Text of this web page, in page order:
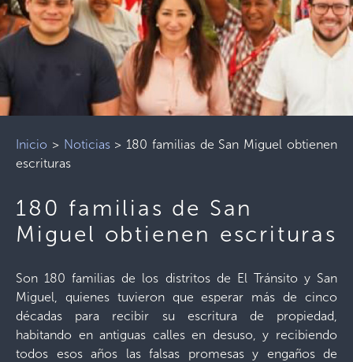
Inicio > Noticias> 180 familias de San Miguel obtienen
escrituras
180 familias de San
Miguel obtienen escrituras
Son 180 familias de los distritos de El Tránsito y San
Miguel, quienes tuvieron que esperar más de cinco
décadas para recibir su escritura de propiedad,
habitando en antiguas calles en desuso, y recibiendo
todos esos años las falsas promesas y engaños de